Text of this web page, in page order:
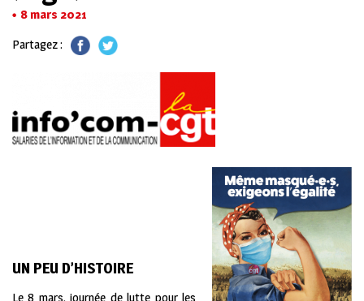
8 mars 2021
Partagez :
UN PEU D’HISTOIRE
Le 8 mars, journée de lutte pour les